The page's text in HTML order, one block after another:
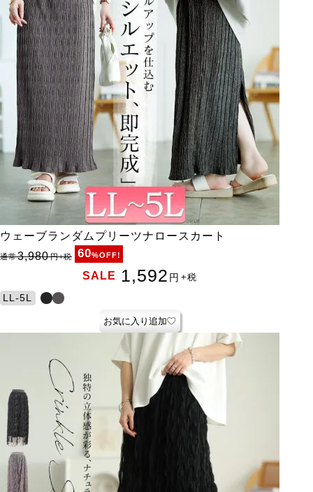
ウェーブランダムプリーツナロースカート
通常3,980円+税 60%OFF!
SALE 1,592 円 +税
LL-5L
お気に入り追加